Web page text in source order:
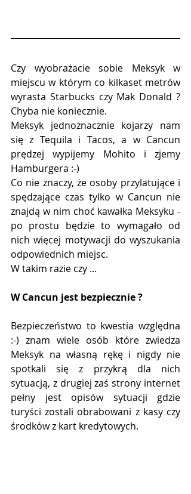
Czy wyobrażacie sobie Meksyk w
miejscu w którym co kilkaset metrów
wyrasta Starbucks czy Mak Donald ?
Chyba nie koniecznie.
Meksyk jednoznacznie kojarzy nam
się z Tequila i Tacos, a w Cancun
prędzej wypijemy Mohito i zjemy
Hamburgera :-)
Co nie znaczy, że osoby przylatujące i
spędzające czas tylko w Cancun nie
znajdą w nim choć kawałka Meksyku -
po prostu będzie to wymagało od
nich więcej motywacji do wyszukania
odpowiednich miejsc.
W takim razie czy ...
W Cancun jest bezpiecznie ?
Bezpieczeństwo to kwestia względna
:-) znam wiele osób które zwiedza
Meksyk na własną rękę i nigdy nie
spotkali się z przykrą dla nich
sytuacją, z drugiej zaś strony internet
pełny jest opisów sytuacji gdzie
turyści zostali obrabowani z kasy czy
środków z kart kredytowych.